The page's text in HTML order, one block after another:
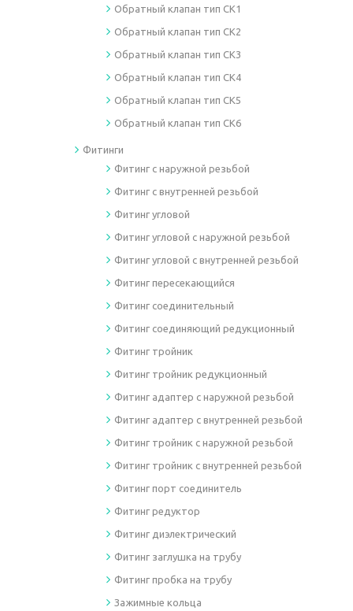
Обратный клапан тип СК1
Обратный клапан тип СК2
Обратный клапан тип СК3
Обратный клапан тип СК4
Обратный клапан тип СК5
Обратный клапан тип СК6
Фитинги
Фитинг с наружной резьбой
Фитинг с внутренней резьбой
Фитинг угловой
Фитинг угловой с наружной резьбой
Фитинг угловой с внутренней резьбой
Фитинг пересекающийся
Фитинг соединительный
Фитинг соединяющий редукционный
Фитинг тройник
Фитинг тройник редукционный
Фитинг адаптер с наружной резьбой
Фитинг адаптер с внутренней резьбой
Фитинг тройник с наружной резьбой
Фитинг тройник с внутренней резьбой
Фитинг порт соединитель
Фитинг редуктор
Фитинг диэлектрический
Фитинг заглушка на трубу
Фитинг пробка на трубу
Зажимные кольца